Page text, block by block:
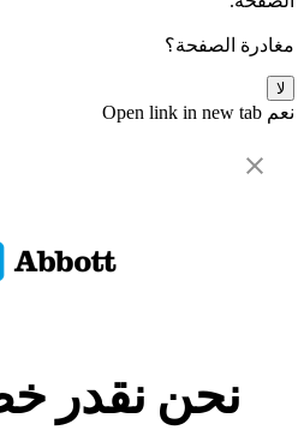
مغادرة الصفحة؟
لا
نعم Open link in new tab
نحن نقدر